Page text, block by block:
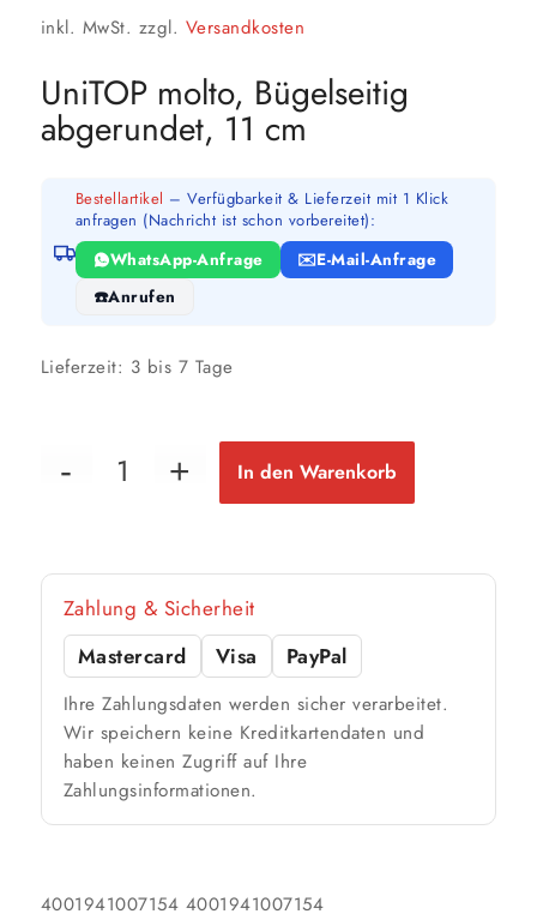
inkl. MwSt. zzgl. Versandkosten
UniTOP molto, Bügelseitig
abgerundet, 11 cm
Bestellartikel – Verfügbarkeit & Lieferzeit mit 1 Klick
anfragen (Nachricht ist schon vorbereitet):
WhatsApp-Anfrage
E-Mail-Anfrage
Anrufen
Lieferzeit: 3 bis 7 Tage
In den Warenkorb
Zahlung & Sicherheit
Mastercard
Visa PayPal
Ihre Zahlungsdaten werden sicher verarbeitet.
Wir speichern keine Kreditkartendaten und
haben keinen Zugriff auf Ihre
Zahlungsinformationen.
4001941007154 4001941007154